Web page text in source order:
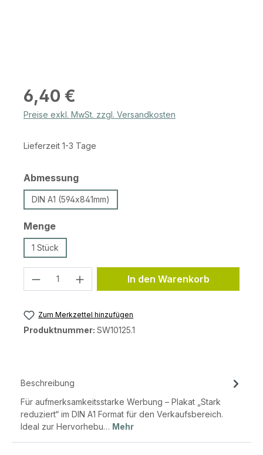
Regulärer Preis:
6,40 €
Preise exkl. MwSt. zzgl. Versandkosten
Lieferzeit 1-3 Tage
Abmessungauswählen
DIN A1 (594x841mm)
Mengeauswählen
1 Stück
Produkt Anzahl: Gib den
In den Warenkorb
Zum Merkzettel hinzufügen
Produktnummer: SW10125.1
Beschreibung
Für aufmerksamkeitsstarke Werbung – Plakat „Stark
reduziert“ im DIN A1 Format für den Verkaufsbereich.
Ideal zur Hervorhebu… Mehr